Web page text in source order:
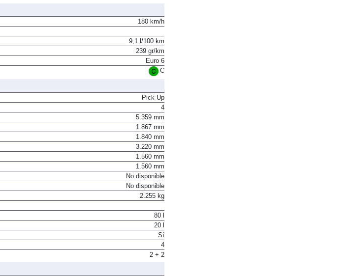
180 km/h
9,1 l/100 km
239 gr/km
Euro 6
C
Pick Up
4
5.359 mm
1.867 mm
1.840 mm
3.220 mm
1.560 mm
1.560 mm
No disponible
No disponible
2.255 kg
80 l
20 l
Sí
4
2 + 2